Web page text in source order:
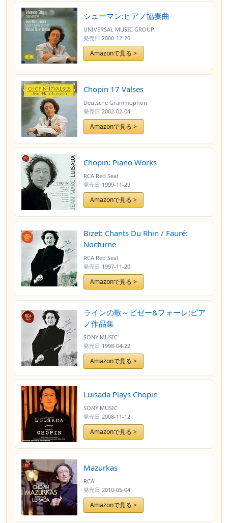
シューマン:ピアノ協奏曲
UNIVERSAL MUSIC GROUP
発売日 2000-12-20
Amazonで見る >
Chopin 17 Valses
Deutsche Grammophon
発売日 2002-02-04
Amazonで見る >
Chopin: Piano Works
RCA Red Seal
発売日 1999-11-29
Amazonで見る >
Bizet: Chants Du Rhin / Fauré:
Nocturne
RCA Red Seal
発売日 1997-11-20
Amazonで見る >
ラインの歌～ビゼー&フォーレ:ピア
ノ作品集
SONY MUSIC
発売日 1998-04-22
Amazonで見る >
Luisada Plays Chopin
SONY MUSIC
発売日 2008-11-12
Amazonで見る >
Mazurkas
RCA
発売日 2010-05-04
Amazonで見る >